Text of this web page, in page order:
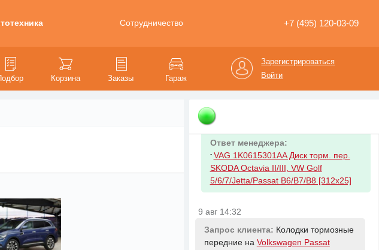
Сотрудничество +7 (495) 120-03-09
Корзина Заказы Гараж
Зарегистрироваться
Войти
Brembo L04010 Жидкость тормозная
9 авг 14:32
(WVWZZZ*****)
Ответ менеджера:
- VAG 1K0615301AA Диск торм. пер.
SKODA Octavia II/III, VW Golf
5/6/7/Jetta/Passat B6/B7/B8 [312x25]
9 авг 14:32
Запрос клиента: Колодки тормозные
передние на Volkswagen Passat